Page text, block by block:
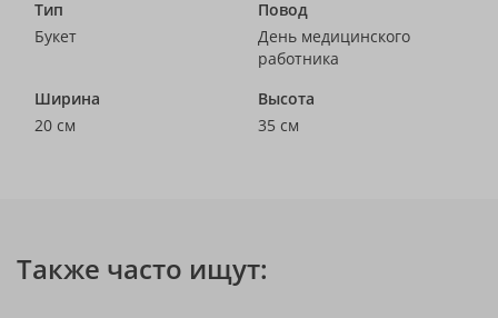
Тип
Букет
Повод
День медицинского
работника
Ширина
20 см
Высота
35 см
Также часто ищут: